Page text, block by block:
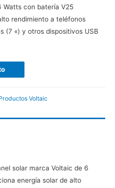
Watts con batería V25
rendimiento a teléfonos
(7 «) y otros dispositivos USB
Voltaic
solar marca Voltaic de 6
energía solar de alto